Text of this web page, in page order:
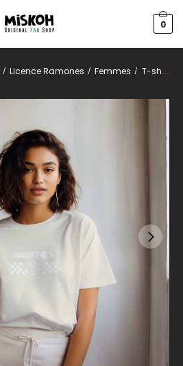
0
/ Licence Ramones / Femmes / T-shirts